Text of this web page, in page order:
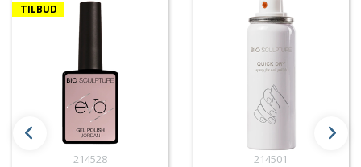
TILBUD
214528
214501